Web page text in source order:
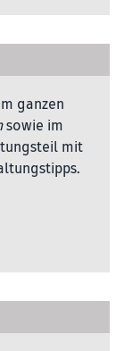
ganzen
sowie im
mit